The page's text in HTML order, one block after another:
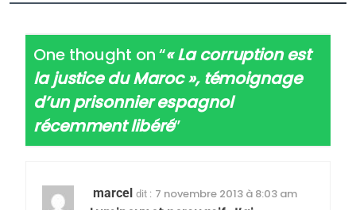
One thought on “« La corruption est
la justice du Maroc », témoignage
d’un prisonnier espagnol
récemment libéré”
marcel dit : 7 novembre 2013 à 8:03 am
5
2025, l’année la plus
meurtrière selon le
rapport d’ADL contre
l’antisémitisme
FRANCE ISRAÉL
POURQUOI JE REVENDIQUE